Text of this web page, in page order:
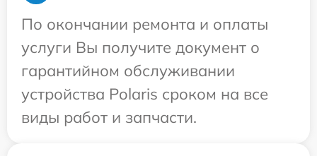
По окончании ремонта и оплаты
услуги Вы получите документ о
гарантийном обслуживании
устройства Polaris сроком на все
виды работ и запчасти.